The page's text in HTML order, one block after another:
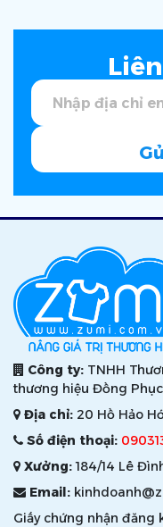
Công ty: TNHH
thương hiệu Đồng
Địa chỉ: 20 Hồ Hảo
Số điện thoại:
Xưởng:184/14 Lê
Email:
Giấy chứng nhận đăng